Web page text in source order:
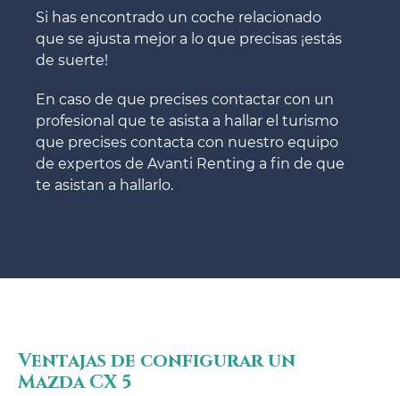
Si has encontrado un coche relacionado
que se ajusta mejor a lo que precisas ¡estás
de suerte!
En caso de que precises contactar con un
profesional que te asista a hallar el turismo
que precises contacta con nuestro equipo
de expertos de Avanti Renting a fin de que
te asistan a hallarlo.
Ventajas de configurar un
Mazda CX 5